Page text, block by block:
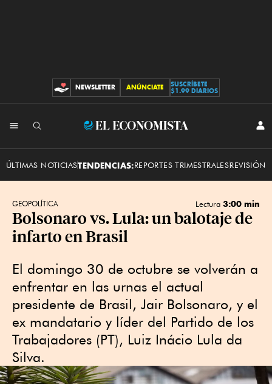
CONTRIBUCIONES
NEWSLETTER ANÚNCIATE
SUSCRÍBETE
$1.99 DIARIOS
El
ÚLTIMAS NOTICIASTENDENCIAS:REPORTES TRIMESTRALESREVISIÓN
GEOPOLÍTICA Lectura 3:00 min
Bolsonaro vs. Lula: un balotaje de
infarto en Brasil
El domingo 30 de octubre se volverán a
enfrentar en las urnas el actual
presidente de Brasil, Jair Bolsonaro, y el
ex mandatario y líder del Partido de los
Trabajadores (PT), Luiz Inácio Lula da
Silva.